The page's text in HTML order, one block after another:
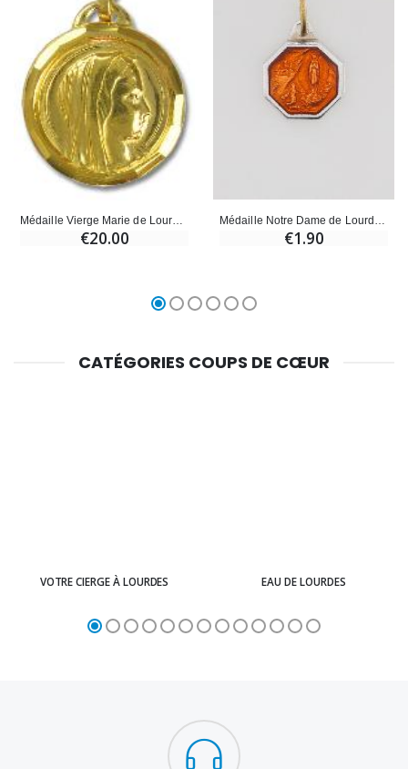
Médaille Vierge Marie de Lourdes Dorée & Eau de Lourdes
€20.00 €1.90
CATÉGORIES COUPS DE CŒUR
VOTRE CIERGE À LOURDES EAU DE LOURDES